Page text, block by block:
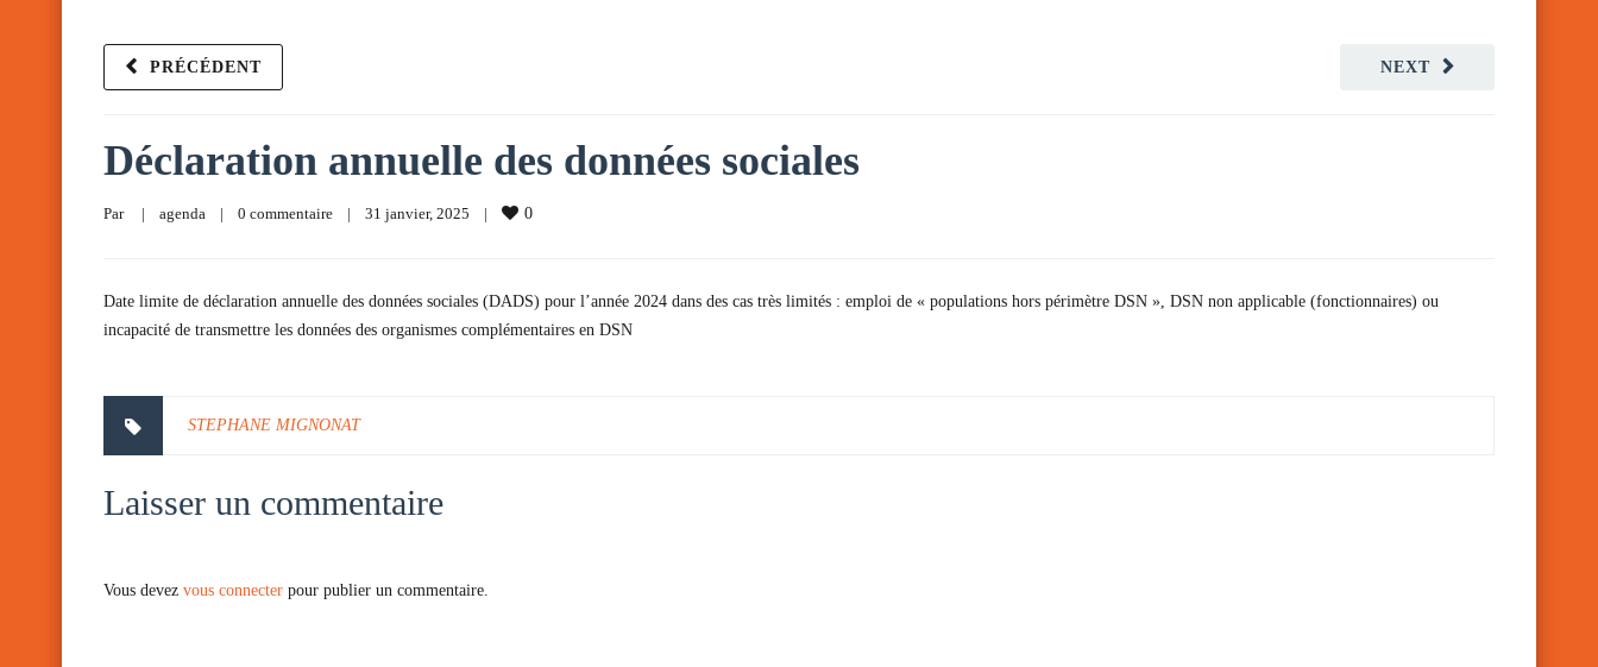
NEXT
PRÉCÉDENT
Déclaration annuelle des données sociales
Par | agenda | 0 commentaire | 31 janvier, 2025 | 0
Date limite de déclaration annuelle des données sociales (DADS) pour l’année 2024 dans des cas très limités : emploi de « populations hors périmètre DSN », DSN non applicable (fonctionnaires) ou
incapacité de transmettre les données des organismes complémentaires en DSN
STEPHANE MIGNONAT
Laisser un commentaire
Vous devez vous connecter pour publier un commentaire.